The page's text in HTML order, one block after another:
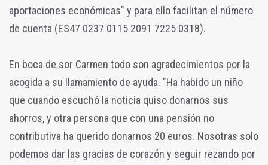
aportaciones económicas" y para ello facilitan el número
de cuenta (ES47 0237 0115 2091 7225 0318).
En boca de sor Carmen todo son agradecimientos por la
acogida a su llamamiento de ayuda. "Ha habido un niño
que cuando escuchó la noticia quiso donarnos sus
ahorros, y otra persona que con una pensión no
contributiva ha querido donarnos 20 euros. Nosotras solo
podemos dar las gracias de corazón y seguir rezando por